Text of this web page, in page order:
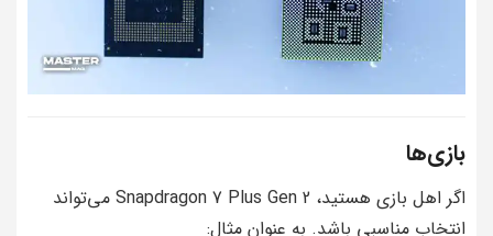
بازی‌ها
اگر اهل بازی هستید، Snapdragon 7 Plus Gen 2 می‌تواند
انتخاب مناسبی باشد. به عنوان مثال: